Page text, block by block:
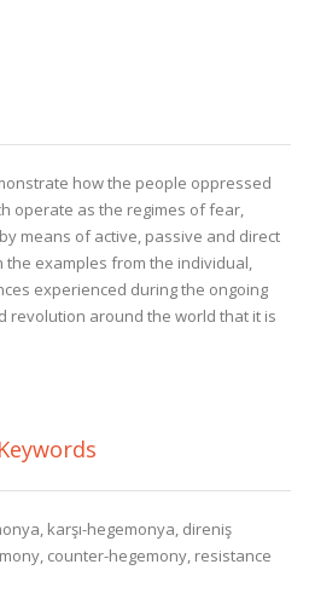
how the people oppressed
operate as the regimes of fear,
means of active, passive and direct
the examples from the individual,
experienced during the ongoing
revolution around the world that it is
karşı-hegemonya, direniş
counter-hegemony, resistance